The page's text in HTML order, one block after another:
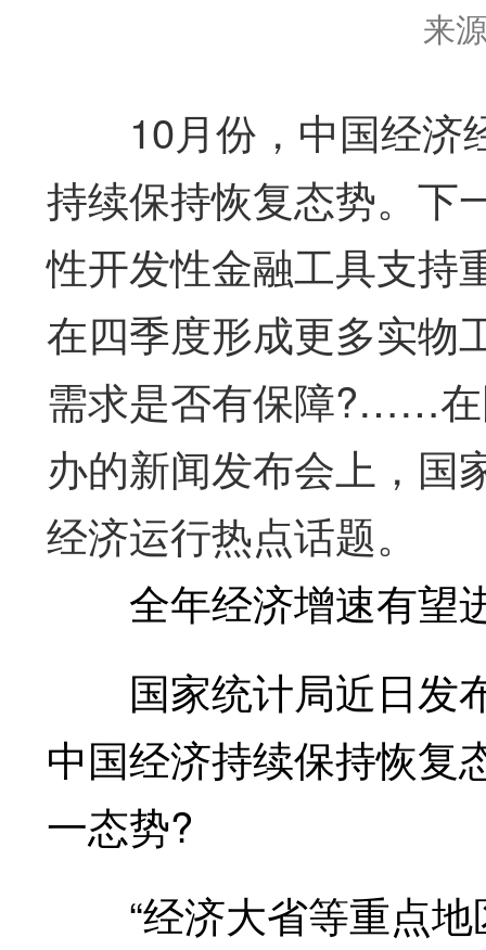
来
10月份，中国经济
持续保持恢复态势。下
性开发性金融工具支持
在四季度形成更多实物
需求是否有保障?……在
办的新闻发布会上，国
经济运行热点话题。
全年经济增速有望
国家统计局近日发
中国经济持续保持恢复
一态势?
“经济大省等重点地